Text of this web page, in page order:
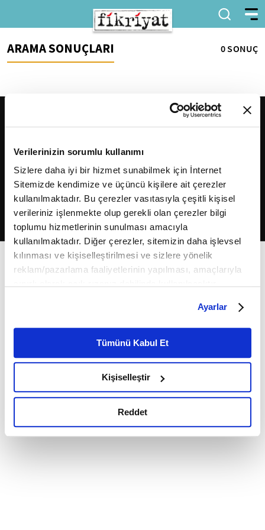
Verilerinizin sorumlu kullanımı
Sizlere daha iyi bir hizmet sunabilmek için İnternet
Sitemizde kendimize ve üçüncü kişilere ait çerezler
kullanılmaktadır. Bu çerezler vasıtasıyla çeşitli kişisel
verileriniz işlenmekte olup gerekli olan çerezler bilgi
toplumu hizmetlerinin sunulması amacıyla
kullanılmaktadır. Diğer çerezler, sitemizin daha işlevsel
kılınması ve kişiselleştirilmesi ve sizlere yönelik
reklam/pazarlama faaliyetlerinin yapılması, amaçlarıyla
belirleyebilirsiniz. Çerezlere ilişkin detaylı bilgi için
Ayarlar butonuna tıklayabilir,Çerez Bilgilendirme
Metnimizi ziyaret edebilirsiniz.
6698 sayılı Kişisel Verilerin Korunması Kanunu uyarınca
okumak ve sitemizi ziyaretiniz kapsamında
gerçekleştirilen veri işleme faaliyetleri ile ilgili daha
detaylı bilgi almak için lütfentıklayınız.
Ayarlar
Tümünü Kabul Et
Kişiselleştir
Reddet
ARAMA SONUÇLARI 0 SONUÇ
2026Fikriyat. Tüm hakları saklıdır.